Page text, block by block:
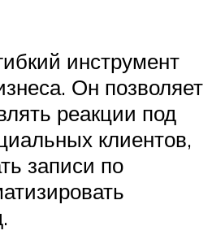
инструмент
Он позволяет
реакции под
клиентов,
записи по